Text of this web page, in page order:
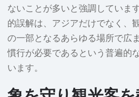
ないことが多いと強調していま
的誤解は、アジアだけでなく、
の一部となるあらゆる場所で広
慣行が必要であるという普遍的
います。